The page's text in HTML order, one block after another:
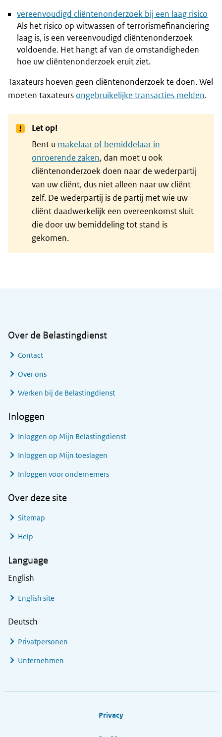
vereenvoudigd cliëntenonderzoek bij een laag risico
Als het risico op witwassen of terrorismefinanciering
laag is, is een vereenvoudigd cliëntenonderzoek
voldoende. Het hangt af van de omstandigheden
hoe uw cliëntenonderzoek eruit ziet.
Taxateurs hoeven geen cliëntenonderzoek te doen. Wel
moeten taxateurs ongebruikelijke transacties melden.
Let op!
Bent u makelaar of bemiddelaar in
onroerende zaken, dan moet u ook
cliëntenonderzoek doen naar de wederpartij
van uw cliënt, dus niet alleen naar uw cliënt
zelf. De wederpartij is de partij met wie uw
cliënt daadwerkelijk een overeenkomst sluit
die door uw bemiddeling tot stand is
gekomen.
Over de Belastingdienst
Contact
Over ons
Werken bij de Belastingdienst
Inloggen
Inloggen op Mijn Belastingdienst
Inloggen op Mijn toeslagen
Inloggen voor ondernemers
Over deze site
Sitemap
Help
Language
English
English site
Deutsch
Privatpersonen
Unternehmen
Privacy